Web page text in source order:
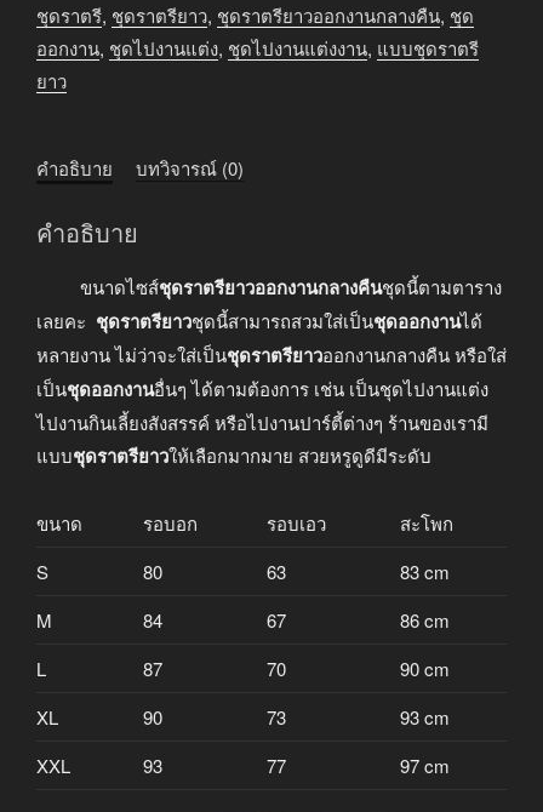
เรียบ
หรู
ดูดี
ชุดราตรี, ชุดราตรียาว, ชุดราตรียาวออกงานกลางคืน, ชุด
ออกงาน, ชุดไปงานแต่ง, ชุดไปงานแต่งงาน, แบบชุดราตรี
ยาว
คำอธิบาย บทวิจารณ์ (0)
คำอธิบาย
ขนาดไซส์ชุดราตรียาวออกงานกลางคืนชุดนี้ตามตาราง
เลยคะ ชุดราตรียาวชุดนี้สามารถสวมใส่เป็นชุดออกงานได้
หลายงาน ไม่ว่าจะใส่เป็นชุดราตรียาวออกงานกลางคืน หรือใส่
เป็นชุดออกงานอื่นๆ ได้ตามต้องการ เช่น เป็นชุดไปงานแต่ง
ไปงานกินเลี้ยงสังสรรค์ หรือไปงานปาร์ตี้ต่างๆ ร้านของเรามี
แบบชุดราตรียาวให้เลือกมากมาย สวยหรูดูดีมีระดับ
ขนาด รอบอก รอบเอว
สะโพก
S
80 63
83 cm
M
84 67
86 cm
L
87 70
90 cm
XL
90 73
93 cm
XXL
93 77 97 cm